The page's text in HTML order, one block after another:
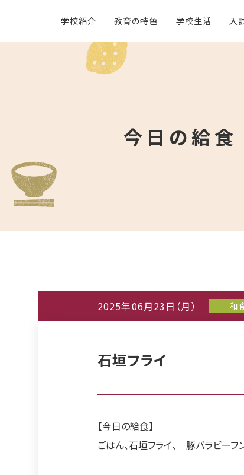
学校紹介 教育の特色 学校生活 入
今日の給食
2025年06月23日（月） 和
石垣フライ
【今日の給食】
ごはん、石垣フライ、 豚バラビー